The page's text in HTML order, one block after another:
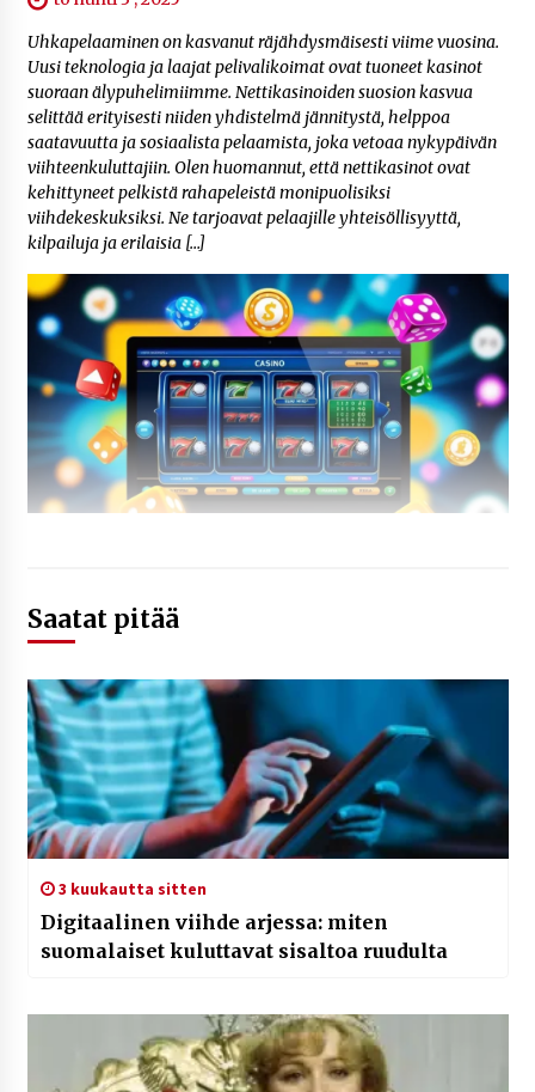
Uhkapelaaminen on kasvanut räjähdysmäisesti viime vuosina.
Uusi teknologia ja laajat pelivalikoimat ovat tuoneet kasinot
suoraan älypuhelimiimme. Nettikasinoiden suosion kasvua
selittää erityisesti niiden yhdistelmä jännitystä, helppoa
saatavuutta ja sosiaalista pelaamista, joka vetoaa nykypäivän
viihteenkuluttajiin. Olen huomannut, että nettikasinot ovat
kehittyneet pelkistä rahapeleistä monipuolisiksi
viihdekeskuksiksi. Ne tarjoavat pelaajille yhteisöllisyyttä,
kilpailuja ja erilaisia […]
Saatat pitää
3 kuukautta sitten
Digitaalinen viihde arjessa: miten
suomalaiset kuluttavat sisaltoa ruudulta